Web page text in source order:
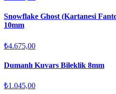
Snowflake Ghost (Kartanesi
10mm
₺4.675,00
Dumanlı Kuvars Bileklik 8mm
₺1.045,00